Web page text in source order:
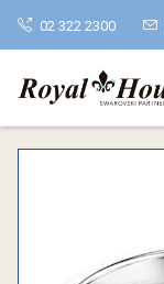
02 322 2300